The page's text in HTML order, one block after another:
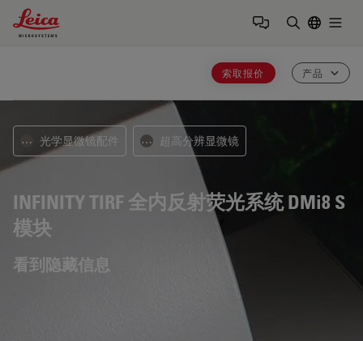
Leica Microsystems Logo
索取报价 产品
⋯ 光学显微镜配件 ⋯ 超高分辨显微镜
INFINITY TIRF 全内反射荧光系统DMi8 S
模块
看到隐藏信息